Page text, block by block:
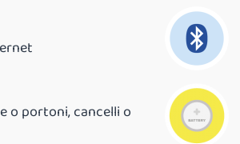
o portoni, cancelli o